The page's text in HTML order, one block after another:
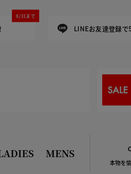
8/31まで
LINEお友達登録で
MENS
本物を